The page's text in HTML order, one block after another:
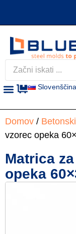
Slovenščina
Domov /
vzorec opeka
Matrica
opeka